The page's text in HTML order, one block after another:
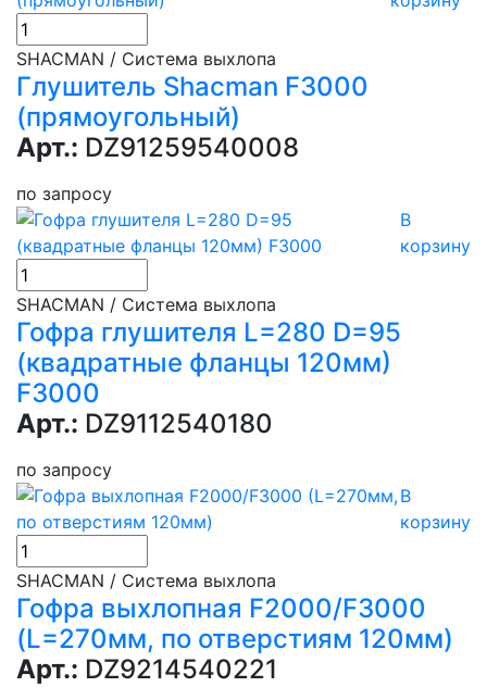
SHACMAN / Система выхлопа
Глушитель Shacman F3000
(прямоугольный)
Арт.: DZ91259540008
по запросу
В
корзину
SHACMAN / Система выхлопа
Гофра глушителя L=280 D=95
(квадратные фланцы 120мм)
F3000
Арт.: DZ9112540180
по запросу
В
корзину
SHACMAN / Система выхлопа
Гофра выхлопная F2000/F3000
(L=270мм, по отверстиям 120мм)
Арт.: DZ9214540221